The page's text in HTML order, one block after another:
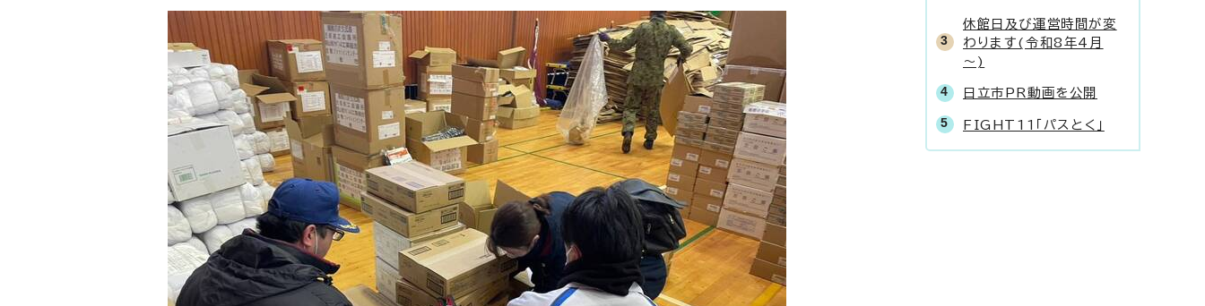
休館日及び運営時間が変
わります(令和8年4月
～)
日立市PR動画を公開
FIGHT11「パスとく」